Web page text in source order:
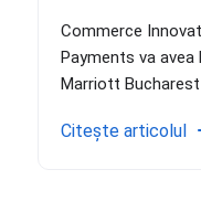
Commerce
Payments va
Marriott Bucharest
Citește articolul